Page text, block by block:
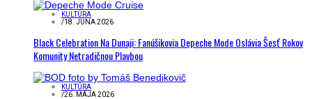
KULTÚRA
/18. JÚNA 2026
Black Celebration Na Dunaji: Fanúšikovia Depeche Mode Oslávia Šesť Rokov
Komunity Netradičnou Plavbou
KULTÚRA
/26. MÁJA 2026